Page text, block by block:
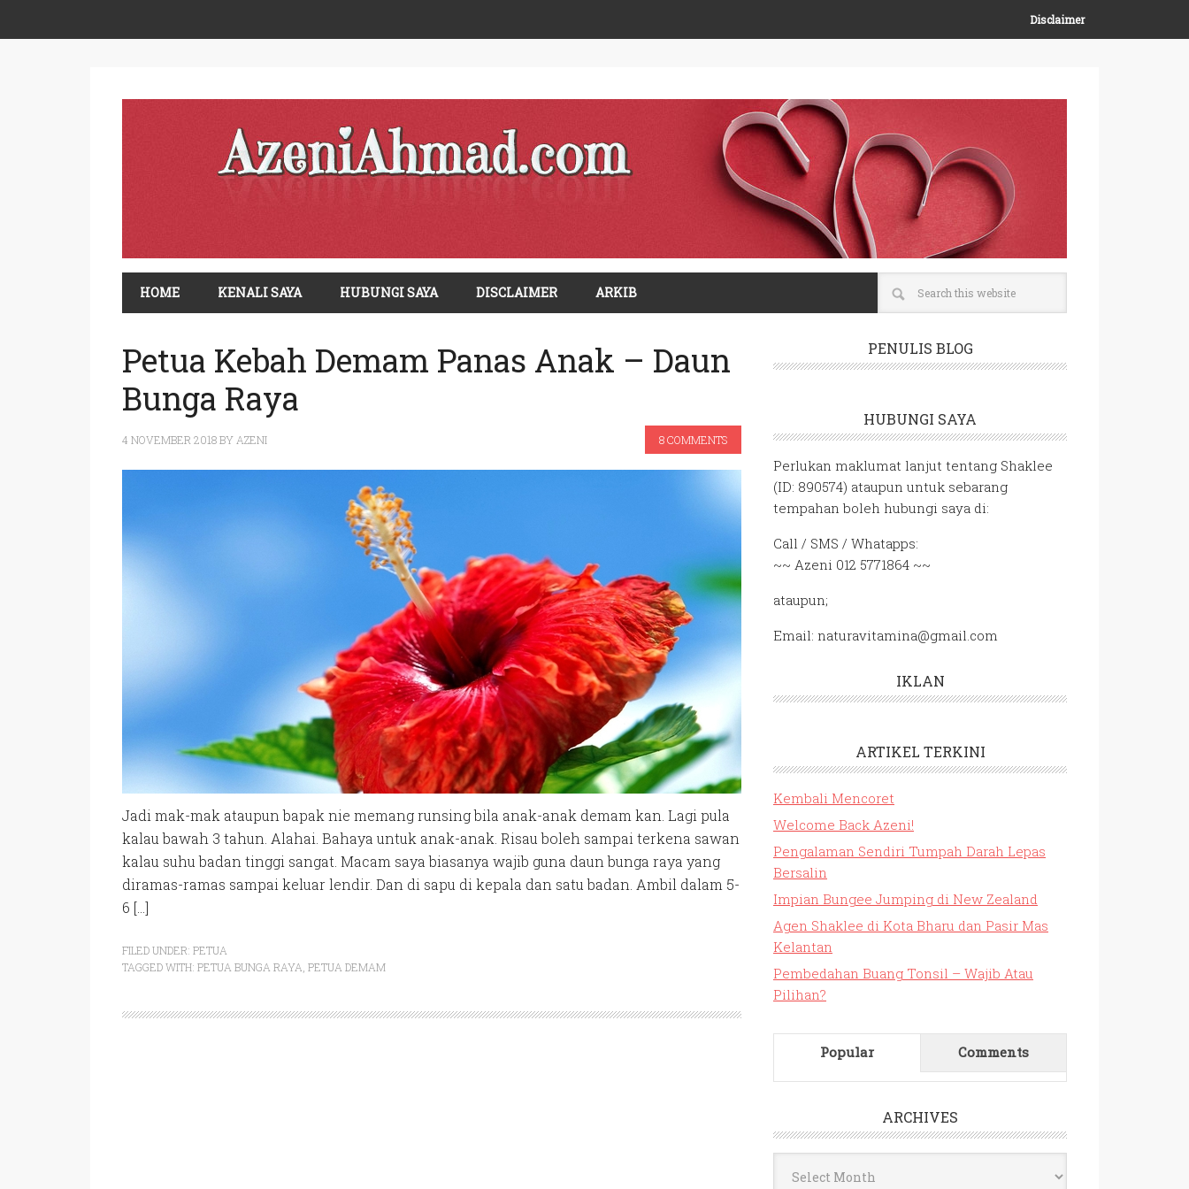
Disclaimer
HOME KENALI SAYA HUBUNGI SAYA DISCLAIMER ARKIB
Petua Kebah Demam Panas Anak – Daun
Bunga Raya
4 NOVEMBER 2018BY AZENI 8 COMMENTS
Jadi mak-mak ataupun bapak nie memang runsing bila anak-anak demam kan. Lagi pula
kalau bawah 3 tahun. Alahai. Bahaya untuk anak-anak. Risau boleh sampai terkena sawan
kalau suhu badan tinggi sangat. Macam saya biasanya wajib guna daun bunga raya yang
diramas-ramas sampai keluar lendir. Dan di sapu di kepala dan satu badan. Ambil dalam 5-
6 […]
FILED UNDER: PETUA
TAGGED WITH: PETUA BUNGA RAYA PETUA DEMAM
PENULIS BLOG
HUBUNGI SAYA
Perlukan maklumat lanjut tentang Shaklee
(ID: 890574) ataupun untuk sebarang
tempahan boleh hubungi saya di:
Call / SMS / Whatapps:
~~ Azeni 012 5771864 ~~
ataupun;
Email: naturavitamina@gmail.com
IKLAN
ARTIKEL TERKINI
Kembali Mencoret
Welcome Back Azeni!
Pengalaman Sendiri Tumpah Darah Lepas
Bersalin
Impian Bungee Jumping di New Zealand
Agen Shaklee di Kota Bharu dan Pasir Mas
Kelantan
Pembedahan Buang Tonsil – Wajib Atau
Pilihan?
Popular Comments
ARCHIVES